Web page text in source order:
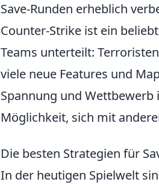
Save-Runden erheblich
Counter-Strike ist ein
Teams unterteilt:
viele neue Features und
Spannung und Wettbewerb
Möglichkeit, sich mit
Die besten Strategien für
In der heutigen Spielwelt